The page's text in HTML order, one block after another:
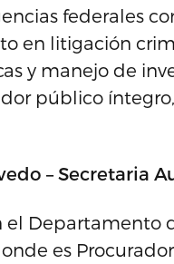
federales
en litigación
y manejo de
público
– Secretaria
Departamento
es